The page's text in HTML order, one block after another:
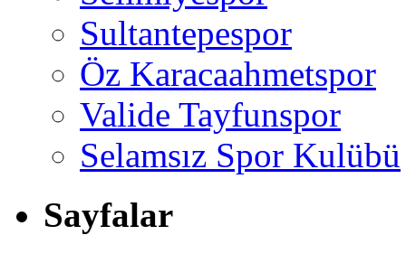
Sultantepespor
Öz Karacaahmetspor
Valide Tayfunspor
Selamsız Spor Kulübü
Sayfalar